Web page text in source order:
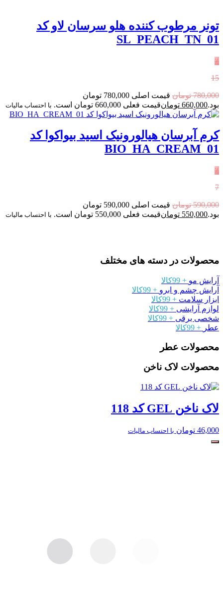
تونر مرطوب کننده هلو سرسان لاو کد
SL_PEACH_TN_01
٪
15
780,000 تومان
قیمت اصلی 780,000 تومان
بود.660,000 تومانقیمت فعلی 660,000 تومان است. با احتساب مالیات
کرم آبرسان هیالورونیک اسید بیواکوا کد
BIO_HA_CREAM_01
٪
7
590,000 تومان
قیمت اصلی 590,000 تومان
بود.550,000 تومانقیمت فعلی 550,000 تومان است. با احتساب مالیات
محصولات در دسته های مختلف
آرایش مو + 99کالا
آرایش چشم و ابرو + 99کالا
ابزار سلامت + 99کالا
لوازم آرایشی + 99کالا
شخصی برقی + 99کالا
عطر + 99کالا
محصولات عطر
محصولات لاک ناخن
لاک ناخن GEL کد 118
46,000 تومان با احتساب مالیات